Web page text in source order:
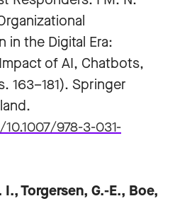
in the Digital Era:
of AI, Chatbots,
163–181). Springer
978-3-031-
Torgersen, G.-E., Boe,